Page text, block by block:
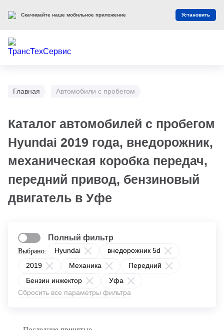
Главная Автомобили с пробегом
Каталог автомобилей с пробегом
Hyundai 2019 года, внедорожник,
механическая коробка передач,
передний привод, бензиновый
двигатель в Уфе
Выбрано: Hyundai
внедорожник 5d
2019
Механика
Передний
Бензин инжектор
Уфа
Сбросить все параметры фильтра
Полный фильтр
Скачивайте наше мобильное приложение Установить